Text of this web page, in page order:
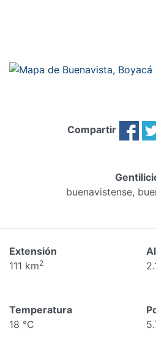
Compartir
buenavistense,
Extensión
111 km2
Temperatura
18 °C